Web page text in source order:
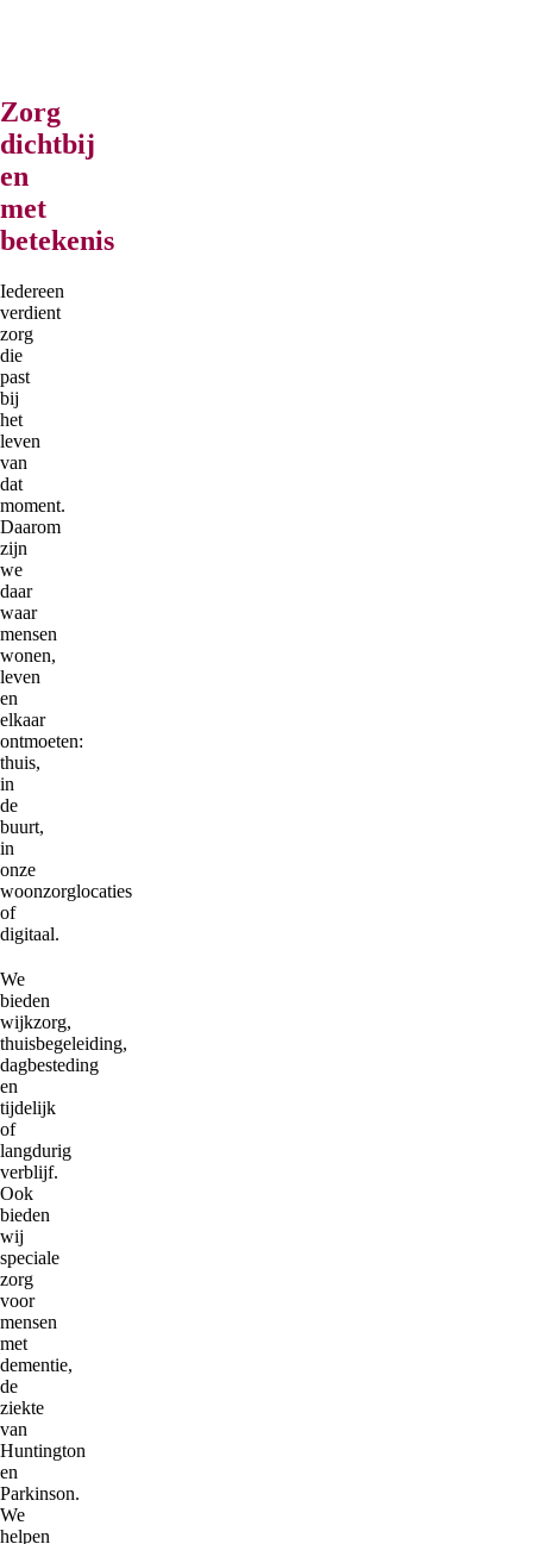
Zorg
dichtbij
en
met
betekenis
Iedereen
verdient
zorg
die
past
bij
het
leven
van
dat
moment.
Daarom
zijn
we
daar
waar
mensen
wonen,
leven
en
elkaar
ontmoeten:
thuis,
in
de
buurt,
in
onze
woonzorglocaties
of
digitaal.
We
bieden
wijkzorg,
thuisbegeleiding,
dagbesteding
en
tijdelijk
of
langdurig
verblijf.
Ook
bieden
wij
speciale
zorg
voor
mensen
met
dementie,
de
ziekte
van
Huntington
en
Parkinson.
We
helpen